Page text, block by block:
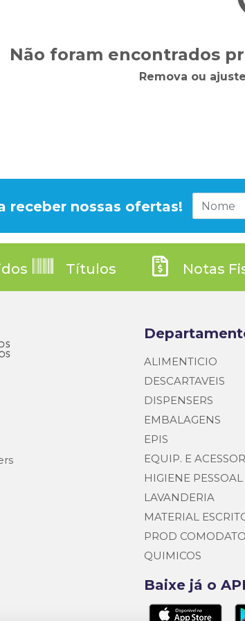
Não foram encontrados
Remova ou
receber nossas ofertas!
Títulos Notas
ALIMENTICIO
DESCARTAVEIS
DISPENSERS
EMBALAGENS
EPIS
EQUIP. E
HIGIENE PESSOAL
LAVANDERIA
MATERIAL
PROD COMODATO
QUIMICOS
Baixe já o